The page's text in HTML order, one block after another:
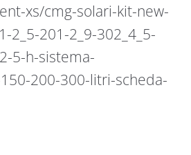
xs/cmg-solari-kit-new-
2_5-201-2_9-302_4_5-
5-h-sistema-
200-300-litri-scheda-